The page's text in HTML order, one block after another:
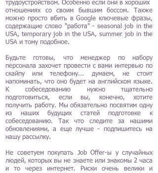
трудоустройством. Особенно если они в хороших
отношениях со своим бывшим боссом. Также
можно просто вбить в Google ключевые фразы,
содержащие слово "работа" - seasonal job in the
USA, temporary job in the USA, summer job in the
USA и тому подобное.
Будьте готовы, что менеджер по набору
персонала захочет провести с вами интервью по
скайпу или телефону... думаем, не стоит
напоминать, что оно будет на английском языке.
К собеседованию нужно тщательно
подготовиться, если вы, конечно, хотите
получить работу. Мы обязательно посвятим одну
из наших будущих статей подготовке к
собеседованию. Так что следите за нашими
обновлениями, а еще лучше - подпишитесь на
нашу рассылку.
Не советуем покупать Job Offer-ы у случайных
людей, которых вы не знаете или знакомы 2 часа
и то через интернет. Риски очень велики и